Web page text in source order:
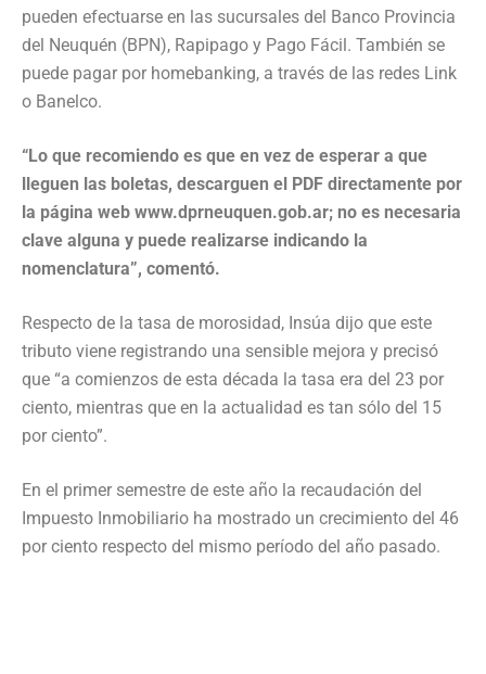
pueden efectuarse en las sucursales del Banco Provincia
del Neuquén (BPN), Rapipago y Pago Fácil. También se
puede pagar por homebanking, a través de las redes Link
o Banelco.
“Lo que recomiendo es que en vez de esperar a que
lleguen las boletas, descarguen el PDF directamente por
la página web www.dprneuquen.gob.ar; no es necesaria
clave alguna y puede realizarse indicando la
nomenclatura”, comentó.
Respecto de la tasa de morosidad, Insúa dijo que este
tributo viene registrando una sensible mejora y precisó
que “a comienzos de esta década la tasa era del 23 por
ciento, mientras que en la actualidad es tan sólo del 15
por ciento”.
En el primer semestre de este año la recaudación del
Impuesto Inmobiliario ha mostrado un crecimiento del 46
por ciento respecto del mismo período del año pasado.